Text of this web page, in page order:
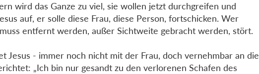
wird das Ganze zu viel, sie wollen jetzt durchgreifen und
auf, er solle diese Frau, diese Person, fortschicken. Wer
entfernt werden, außer Sichtweite gebracht werden, stört.
Jesus - immer noch nicht mit der Frau, doch vernehmbar an die
„Ich bin nur gesandt zu den verlorenen Schafen des